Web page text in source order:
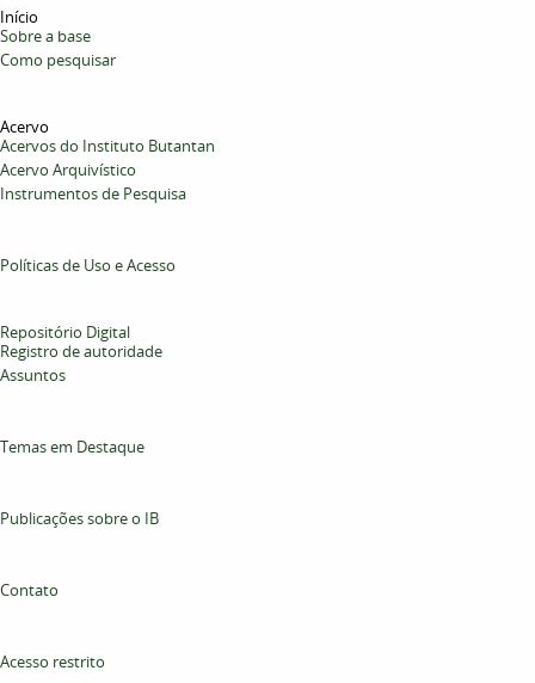
Início
Sobre a base
Como pesquisar
Acervo
Acervos do Instituto Butantan
Acervo Arquivístico
Instrumentos de Pesquisa
Políticas de Uso e Acesso
Repositório Digital
Registro de autoridade
Assuntos
Temas em Destaque
Publicações sobre o IB
Contato
Acesso restrito